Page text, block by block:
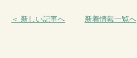
＜ 新しい記事へ 新着情報一覧へ